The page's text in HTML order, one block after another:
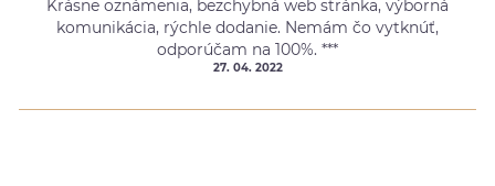
Krásne oznámenia, bezchybná web stránka, výborná
komunikácia, rýchle dodanie. Nemám čo vytknúť,
odporúčam na 100%. ***
27. 04. 2022